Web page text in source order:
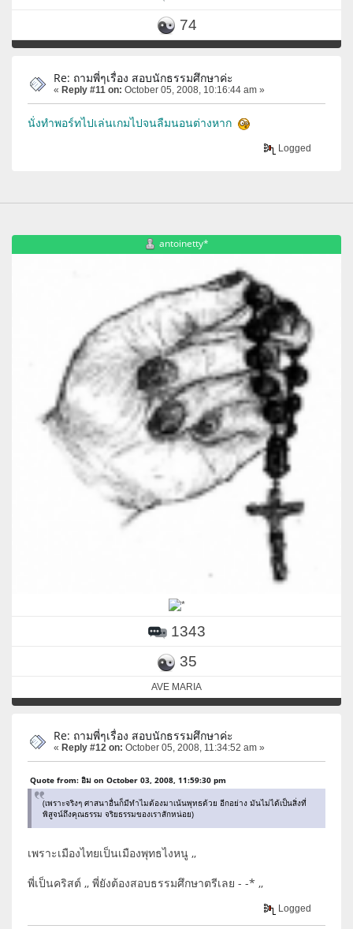
74
Re: ถามพี่ๆเรื่อง สอบนักธรรมศึกษาค่ะ
« Reply #11 on: October 05, 2008, 10:16:44 am »
นั่งทำพอร์ทไปเล่นเกมไปจนลืมนอนต่างหาก
Logged
antoinetty*
1343
35
AVE MARIA
Re: ถามพี่ๆเรื่อง สอบนักธรรมศึกษาค่ะ
« Reply #12 on: October 05, 2008, 11:34:52 am »
Quote from: อิม on October 03, 2008, 11:59:30 pm
(เพราะจริงๆ ศาสนาอื่นก็มีทำไมต้องมาเน้นพุทธด้วย อีกอย่าง มันไม่ได้เป็นสิ่งที่
พิสูจน์ถึงคุณธรรม จริยธรรมของเราสักหน่อย)
เพราะเมืองไทยเป็นเมืองพุทธไงหนู ,,
พี่เป็นคริสต์ ,, พี่ยังต้องสอบธรรมศึกษาตรีเลย - -* ,,
Logged